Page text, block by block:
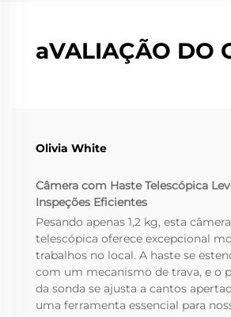
aVALIAÇÃO DO
Olivia White
Câmera com Haste Telescópica
Inspeções Eficientes
Pesando apenas 1,2 kg, esta
telescópica oferece excepcional
trabalhos no local. A haste se
com um mecanismo de trava, e o
da sonda se ajusta a cantos
uma ferramenta essencial para